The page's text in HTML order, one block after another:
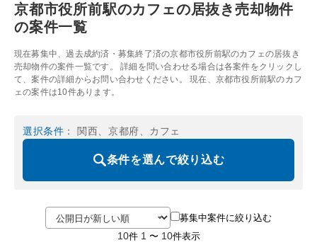
京都市役所前駅のカフェの居抜き売却物件
の案件一覧
現在募集中、過去成約済・募集終了済の京都市役所前駅のカフェの居抜き
売却物件の案件一覧です。 詳細を問い合わせる場合は各案件をクリックし
て、案件の詳細からお問い合わせください。 現在、京都市役所前駅のカフ
ェの案件は10件あります。
選択条件 ： 関西、京都府、カフェ
条件を選んで絞り込む
募集中案件に絞り込む
10件 1 〜 10件表示